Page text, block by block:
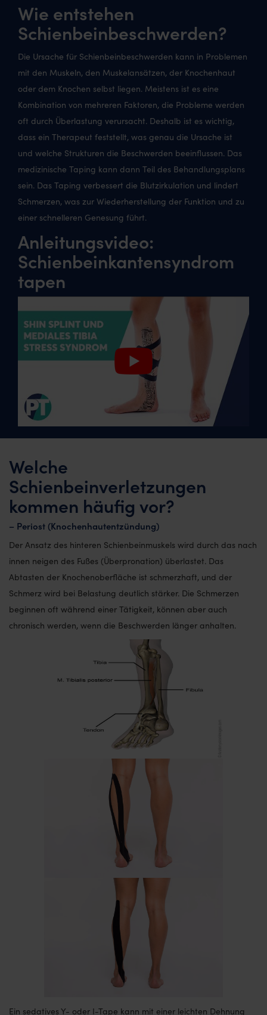
Wie entstehen
Schienbeinbeschwerden?
Die Ursache für Schienbeinbeschwerden kann in Problemen
mit den Muskeln, den Muskelansätzen, der Knochenhaut
oder dem Knochen selbst liegen. Meistens ist es eine
Kombination von mehreren Faktoren, die Probleme werden
oft durch Überlastung verursacht. Deshalb ist es wichtig,
dass ein Therapeut feststellt, was genau die Ursache ist
und welche Strukturen die Beschwerden beeinflussen. Das
medizinische Taping kann dann Teil des Behandlungsplans
sein. Das Taping verbessert die Blutzirkulation und lindert
Schmerzen, was zur Wiederherstellung der Funktion und zu
einer schnelleren Genesung führt.
Anleitungsvideo:
Schienbeinkantensyndrom
tapen
Welche
Schienbeinverletzungen
kommen häufig vor?
– Periost (Knochenhautentzündung)
Der Ansatz des hinteren Schienbeinmuskels wird durch das nach
innen neigen des Fußes (Überpronation) überlastet. Das
Abtasten der Knochenoberfläche ist schmerzhaft, und der
Schmerz wird bei Belastung deutlich stärker. Die Schmerzen
beginnen oft während einer Tätigkeit, können aber auch
chronisch werden, wenn die Beschwerden länger anhalten.
Ein sedatives Y- oder I-Tape kann mit einer leichten Dehnung